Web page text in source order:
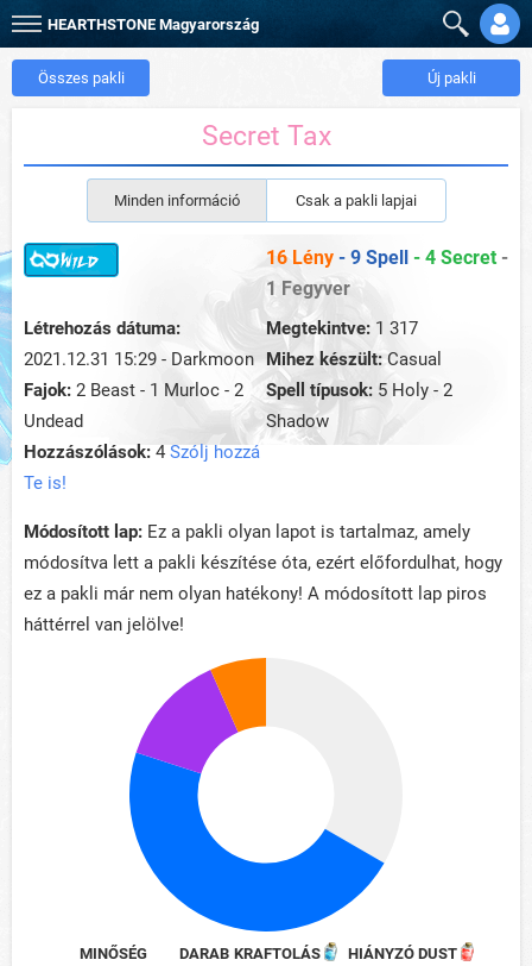
HEARTHSTONE Magyarország
Összes pakli Új pakli
Secret Tax
Minden információ Csak a pakli lapjai
16 Lény - 9 Spell - 4 Secret -
1 Fegyver
Létrehozás dátuma:
2021.12.31 15:29 - Darkmoon
Megtekintve: 1 317
Mihez készült: Casual
Fajok: 2 Beast - 1 Murloc - 2
Undead
Spell típusok: 5 Holy - 2
Shadow
Hozzászólások: 4 Szólj hozzá
Te is!
Módosított lap: Ez a pakli olyan lapot is tartalmaz, amely
módosítva lett a pakli készítése óta, ezért előfordulhat, hogy
ez a pakli már nem olyan hatékony! A módosított lap piros
háttérrel van jelölve!
MINŐSÉG DARAB KRAFTOLÁS
HIÁNYZÓ DUST